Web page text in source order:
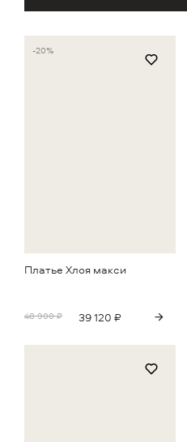
-20%
Платье Хлоя макси
48 900 ₽ 39 120 ₽